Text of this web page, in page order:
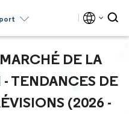
DE LA
TENDANCES DE
(2026 -